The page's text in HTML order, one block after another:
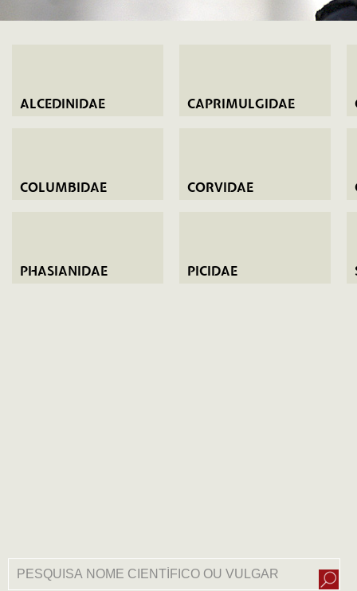
ALCEDINIDAE CAPRIMULGIDAE
COLUMBIDAE CORVIDAE
PHASIANIDAE PICIDAE